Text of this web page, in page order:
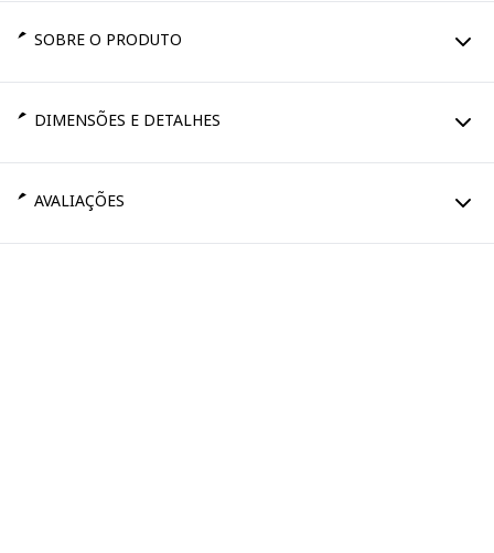
SOBRE O PRODUTO
DIMENSÕES E DETALHES
AVALIAÇÕES